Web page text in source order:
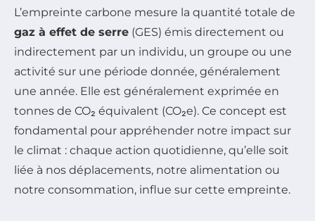
L’empreinte carbone mesure la quantité totale de
gaz à effet de serre (GES) émis directement ou
indirectement par un individu, un groupe ou une
activité sur une période donnée, généralement
une année. Elle est généralement exprimée en
tonnes de CO₂ équivalent (CO₂e). Ce concept est
fondamental pour appréhender notre impact sur
le climat : chaque action quotidienne, qu’elle soit
liée à nos déplacements, notre alimentation ou
notre consommation, influe sur cette empreinte.